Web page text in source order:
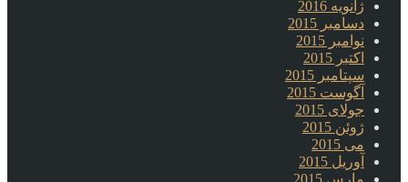
ژانویه 2016
دسامبر 2015
نوامبر 2015
اکتبر 2015
سپتامبر 2015
آگوست 2015
جولای 2015
ژوئن 2015
می 2015
آوریل 2015
مارس 2015